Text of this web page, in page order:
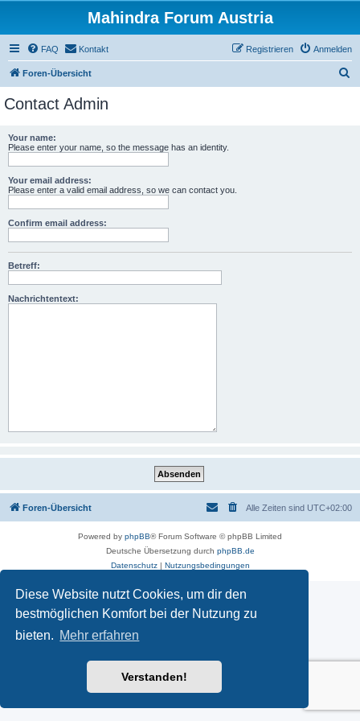
Diese Website nutzt Cookies, um dir den
bestmöglichen Komfort bei der Nutzung zu
bieten. Mehr erfahren
Verstanden!
Mahindra Forum Austria
FAQ Kontakt Anmelden
Registrieren
Foren-Übersicht
Contact Admin
Your name:
Please enter your name, so the message has an identity.
Your email address:
Please enter a valid email address, so we can contact you.
Confirm email address:
Betreff:
Nachrichtentext:
Foren-Übersicht Alle Zeiten sind UTC+02:00
Powered by phpBB® Forum Software © phpBB Limited
Deutsche Übersetzung durch phpBB.de
Datenschutz| Nutzungsbedingungen